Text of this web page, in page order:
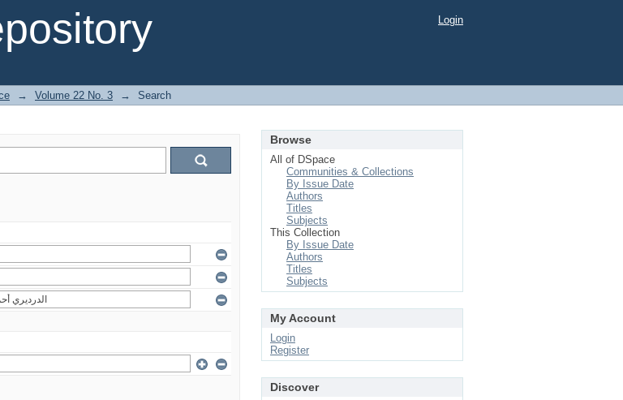
Login
→ Volume 22 No. 3 →
Search
Browse
All of DSpace
Communities & Collections
By Issue Date
Authors
Titles
Subjects
This Collection
By Issue Date
Authors
Titles
Subjects
My Account
Login
Register
Discover